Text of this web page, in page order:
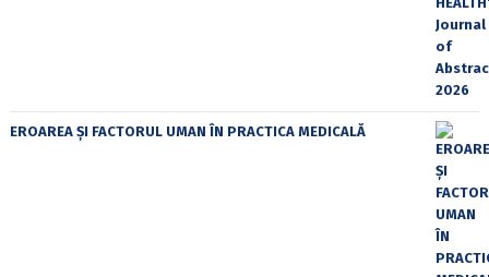
EROAREA ȘI FACTORUL UMAN ÎN PRACTICA MEDICALĂ